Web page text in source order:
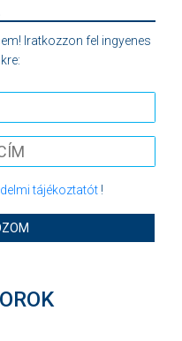
Iratkozzon fel ingyenes
tájékoztatót!